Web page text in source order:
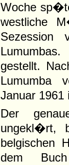
Woche
westliche
Sezession
gestellt.
Lumumba
Januar 1961
Der
ungekl�rt,
belgischen
dem